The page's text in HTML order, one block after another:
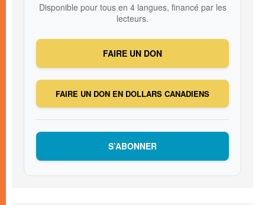
Disponible pour tous en 4 langues, financé par les
lecteurs.
FAIRE UN DON
FAIRE UN DON EN DOLLARS CANADIENS
S’ABONNER